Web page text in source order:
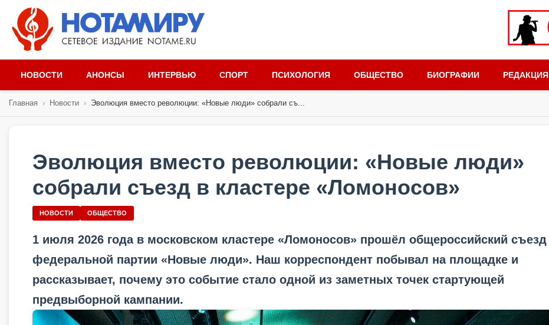
НОВОСТИ АНОНСЫ ИНТЕРВЬЮ СПОРТ ПСИХОЛОГИЯ ОБЩЕСТВО БИОГРАФИИ РЕДАКЦИЯ
Главная › Новости › Эволюция вместо революции: «Новые люди» собрали съ...
Эволюция вместо революции: «Новые люди»
собрали съезд в кластере «Ломоносов»
НОВОСТИ ОБЩЕСТВО
1 июля 2026 года в московском кластере «Ломоносов» прошёл общероссийский съезд
федеральной партии «Новые люди». Наш корреспондент побывал на площадке и
рассказывает, почему это событие стало одной из заметных точек стартующей
предвыборной кампании.